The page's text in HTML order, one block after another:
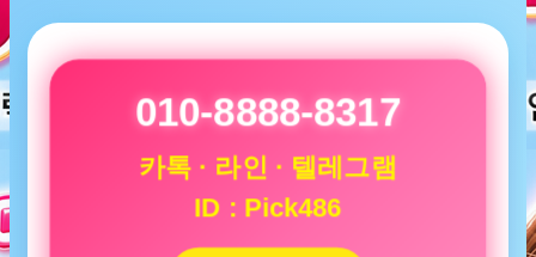
010-8888-8317
카톡 · 라인 · 텔레그램
ID : Pick486